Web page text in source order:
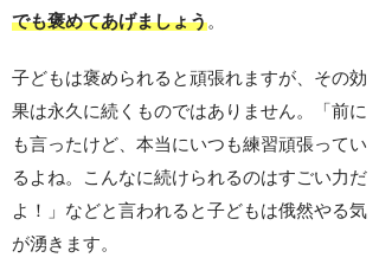
でも褒めてあげましょう。
子どもは褒められると頑張れますが、その効
果は永久に続くものではありません。「前に
も言ったけど、本当にいつも練習頑張ってい
るよね。こんなに続けられるのはすごい力だ
よ！」などと言われると子どもは俄然やる気
が湧きます。